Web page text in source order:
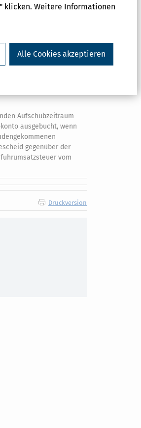
klicken. Weitere Informationen
Alle Cookies akzeptieren
Kalendermonat
zustellbare Sendungen),
Aufschubzeitraum
ausgebucht, wenn
gegenüber der
vom
Druckversion